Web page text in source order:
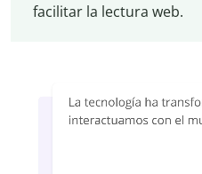
facilitar la lectura web.